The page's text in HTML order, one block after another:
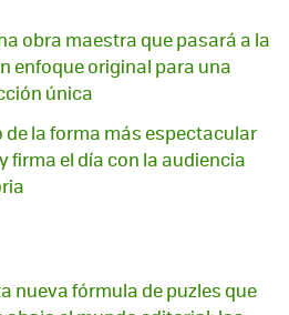
obra maestra que pasará a la
enfoque original para una
única
la forma más espectacular
firma el día con la audiencia
nueva fórmula de puzles que